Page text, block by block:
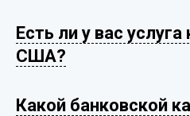
Есть ли у вас
США?
Какой банковской